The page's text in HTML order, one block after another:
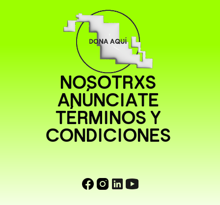
NOSOTRXS
ANÚNCIATE
TÉRMINOS Y
CONDICIONES